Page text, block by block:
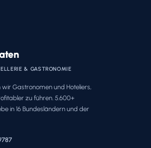
& GASTRONOMIE
wir Gastronomen und Hoteliers,
zu führen. 5.600+
in 16 Bundesländern und der